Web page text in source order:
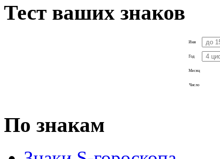
Тест ваших знаков
Имя
Год
Месяц
Число
По знакам